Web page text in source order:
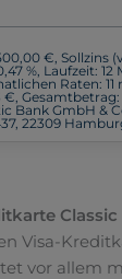
€, Sollzins
%, Laufzeit:
Raten: 11
€, Gesamtbetrag:
Bank GmbH &
22309
Classic
Visa-
vor allem